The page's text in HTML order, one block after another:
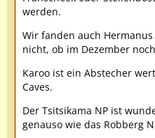
werden.
Wir fanden auch
nicht, ob im Dezember
Karoo ist ein Abstecher
Caves.
Der Tsitsikama NP ist
genauso wie das Robberg